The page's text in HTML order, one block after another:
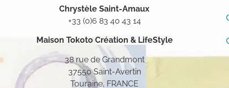
Chrystèle Saint-Amaux
+33 (0)6 83 40 43 14
Maison Tokoto Création & LifeStyle
38 rue de Grandmont
37550 Saint-Avertin
Touraine, FRANCE